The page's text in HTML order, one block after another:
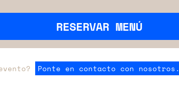
RESERVAR MENÚ
Ponte en contacto con nosotros.